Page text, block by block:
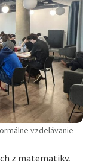
vzdelávanie
z matematiky,